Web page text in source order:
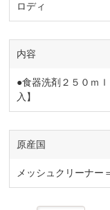
ロディ
内容
●食器洗剤２５０ｍ
入】
原産国
メッシュクリーナー